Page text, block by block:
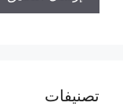
تصنيفات